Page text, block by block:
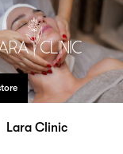
Lara Clinic